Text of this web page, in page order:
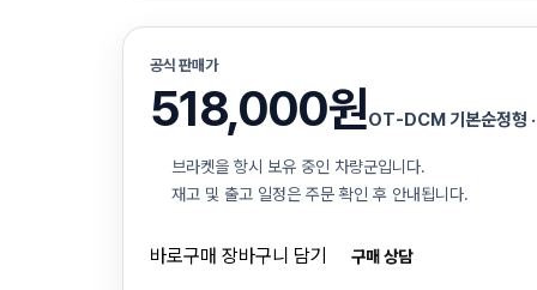
공식 판매가
518,000원OT-DCM 기본순정형 ·
브라켓을 항시 보유 중인 차량군입니다.
재고 및 출고 일정은 주문 확인 후 안내됩니다.
바로구매 장바구니 담기 구매 상담